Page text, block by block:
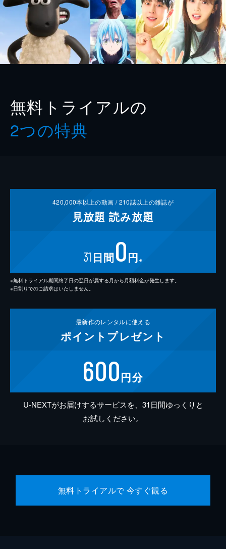
無料トライアルの
2つの特典
420,000本以上の動画 /210誌以上の雑誌が
見放題 読み放題
31 日間0円 ※
※無料トライアル期間終了日の翌日が属する月から月額料金が発生します。
※日割りでのご請求はいたしません。
最新作のレンタルに使える
ポイント プレゼント
600円分
U-NEXTがお届けするサービスを、31日間ゆっくりと
お試しください。
無料トライアルで 今すぐ観る